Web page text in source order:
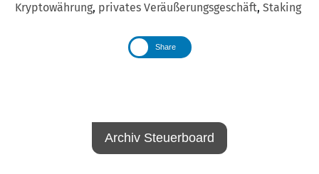
Kryptowährung, privates Veräußerungsgeschäft, Staking
Share
Archiv Steuerboard